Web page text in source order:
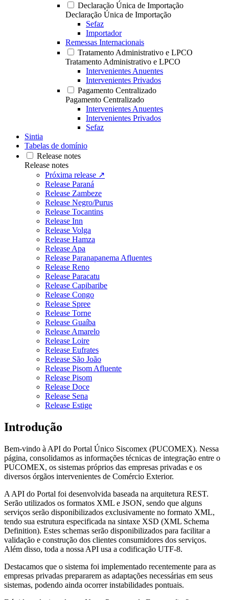
Declaração Única de Importação
Declaração Única de Importação
Sefaz
Importador
Remessas Internacionais
Tratamento Administrativo e LPCO
Tratamento Administrativo e LPCO
Intervenientes Anuentes
Intervenientes Privados
Pagamento Centralizado
Pagamento Centralizado
Intervenientes Anuentes
Intervenientes Privados
Sefaz
Sintia
Tabelas de domínio
Release notes
Release notes
Próxima release ↗
Release Paraná
Release Zambeze
Release Negro/Purus
Release Tocantins
Release Inn
Release Volga
Release Hamza
Release Apa
Release Paranapanema Afluentes
Release Reno
Release Paracatu
Release Capibaribe
Release Congo
Release Spree
Release Torne
Release Guaíba
Release Amarelo
Release Loire
Release Eufrates
Release São João
Release Pisom Afluente
Release Pisom
Release Doce
Release Sena
Release Estige
Introdução
Bem-vindo à API do Portal Único Siscomex (PUCOMEX). Nessa
página, consolidamos as informações técnicas de integração entre o
PUCOMEX, os sistemas próprios das empresas privadas e os
diversos órgãos intervenientes de Comércio Exterior.
A API do Portal foi desenvolvida baseada na arquitetura REST.
Serão utilizados os formatos XML e JSON, sendo que alguns
serviços serão disponibilizados exclusivamente no formato XML,
tendo sua estrutura especificada na sintaxe XSD (XML Schema
Definition). Estes schemas serão disponibilizados para facilitar a
validação e construção dos clientes consumidores dos serviços.
Além disso, toda a nossa API usa a codificação UTF-8.
Destacamos que o sistema foi implementado recentemente para as
empresas privadas prepararem as adaptações necessárias em seus
sistemas, podendo ainda ocorrer instabilidades pontuais.